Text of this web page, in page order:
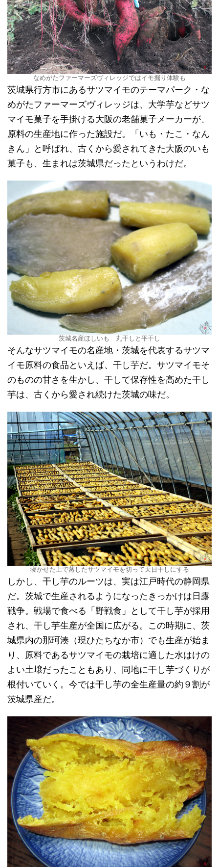
なめがたファーマーズヴィレッジではイモ掘り体験も
茨城県行方市にあるサツマイモのテーマパーク・な
めがたファーマーズヴィレッジは、大学芋などサツ
マイモ菓子を手掛ける大阪の老舗菓子メーカーが、
原料の生産地に作った施設だ。「いも・たこ・なん
きん」と呼ばれ、古くから愛されてきた大阪のいも
菓子も、生まれは茨城県だったというわけだ。
茨城名産ほしいも 丸干しと平干し
そんなサツマイモの名産地・茨城を代表するサツマ
イモ原料の食品といえば、干し芋だ。サツマイモそ
のものの甘さを生かし、干して保存性を高めた干し
芋は、古くから愛され続けた茨城の味だ。
寝かせた上で蒸したサツマイモを切って天日干しにする
しかし、干し芋のルーツは、実は江戸時代の静岡県
だ。茨城で生産されるようになったきっかけは日露
戦争。戦場で食べる「野戦食」として干し芋が採用
され、干し芋生産が全国に広がる。この時期に、茨
城県内の那珂湊（現ひたちなか市）でも生産が始ま
り、原料であるサツマイモの栽培に適した水はけの
よい土壌だったこともあり、同地に干し芋づくりが
根付いていく。今では干し芋の全生産量の約９割が
茨城県産だ。